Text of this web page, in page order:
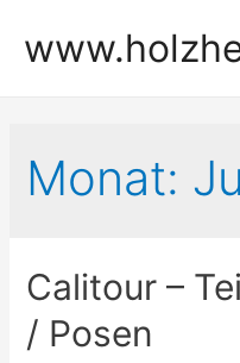
Inhalt
Monat:
Calitour –
/ Posen